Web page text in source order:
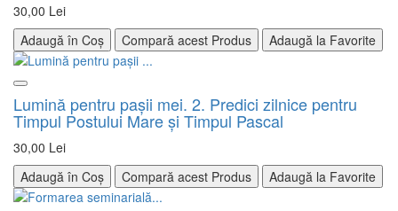
30,00 Lei
Adaugă în Coș
Compară acest Produs Adaugă la Favorite
Lumină pentru paşii mei. 2. Predici zilnice pentru
Timpul Postului Mare şi Timpul Pascal
30,00 Lei
Adaugă în Coș
Compară acest Produs Adaugă la Favorite